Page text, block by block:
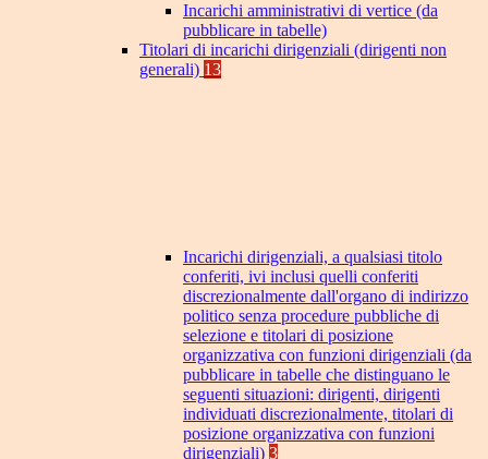
Incarichi amministrativi di vertice (da
pubblicare in tabelle)
Titolari di incarichi dirigenziali (dirigenti non
generali) 13
Incarichi dirigenziali, a qualsiasi titolo
conferiti, ivi inclusi quelli conferiti
discrezionalmente dall'organo di indirizzo
politico senza procedure pubbliche di
selezione e titolari di posizione
organizzativa con funzioni dirigenziali (da
pubblicare in tabelle che distinguano le
seguenti situazioni: dirigenti, dirigenti
individuati discrezionalmente, titolari di
posizione organizzativa con funzioni
dirigenziali) 3